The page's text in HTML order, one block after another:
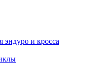
и кросса